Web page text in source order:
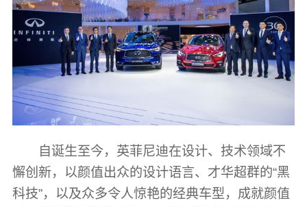
自诞生至今，英菲尼迪在设计、技术领域不
懈创新，以颜值出众的设计语言、才华超群的“黑
科技”，以及众多令人惊艳的经典车型，成就颜值